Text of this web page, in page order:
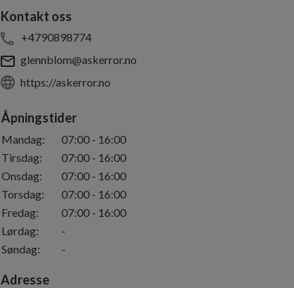
Kontakt oss
+4790898774
glennblom@askerror.no
https://askerror.no
Åpningstider
Mandag: 07:00 - 16:00
Tirsdag: 07:00 - 16:00
Onsdag: 07:00 - 16:00
Torsdag: 07:00 - 16:00
Fredag: 07:00 - 16:00
Lørdag:
-
Søndag: -
Adresse